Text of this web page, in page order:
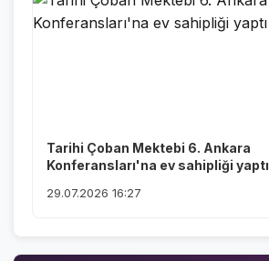
Tarihi Çoban Mektebi 6. Ankara
Konferansları'na ev sahipliği yaptı
29.07.2026 16:27